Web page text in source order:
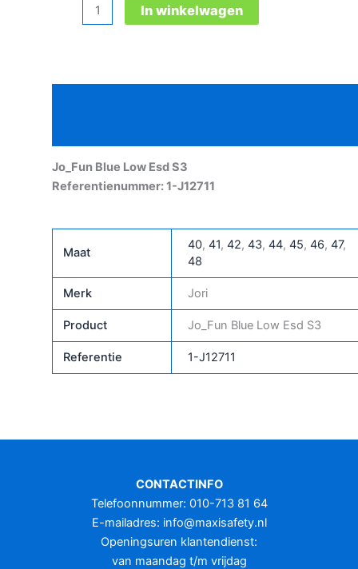
S3
In winkelwagen
Jo_Fun Blue Low Esd S3
Referentienummer: 1-J12711
Maat
40, 41, 42, 43, 44, 45, 46, 47,
48
Merk Jori
Product Jo_Fun Blue Low Esd S3
Referentie 1-J12711
CONTACTINFO
Telefoonnummer: 010-713 81 64
E-mailadres: info@maxisafety.nl
Openingsuren klantendienst:
van maandag t/m vrijdag